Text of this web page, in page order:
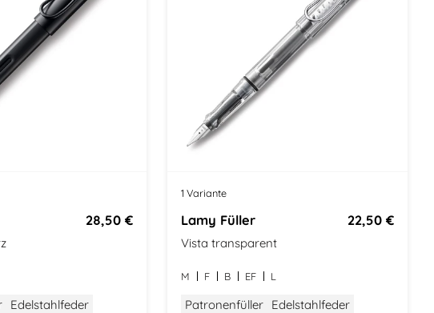
28,50 €
Edelstahlfeder
1 Variante
Lamy Füller 22,50 €
Vista transparent
M F B EF L
Patronenfüller Edelstahlfeder